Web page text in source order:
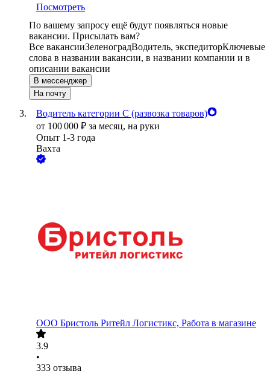
Посмотреть
По вашему запросу ещё будут появляться новые
вакансии. Присылать вам?
Все вакансииЗеленоградВодитель, экспедиторКлючевые
слова в названии вакансии, в названии компании и в
описании вакансии
В мессенджер
На почту
Водитель категории С (развозка товаров)
от 100 000 ₽ за месяц, на руки
Опыт 1-3 года
Вахта
ООО Бристоль Ритейл Логистикс, Работа в магазине
3.9
•
333 отзыва